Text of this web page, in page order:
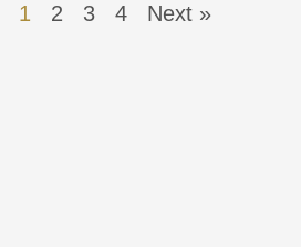
1 2 3 4 Next »